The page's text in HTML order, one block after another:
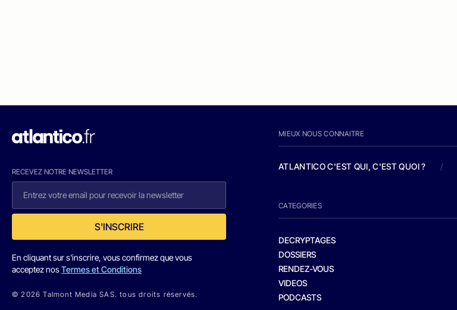
RECEVEZ NOTRE NEWSLETTER
S'INSCRIRE
En cliquant sur s'inscrire, vous confirmez que vous
acceptez nosTermes et Conditions
© 2026 Talmont Media SAS. tous droits réservés.
MIEUX NOUS CONNAITRE
ATLANTICO C'EST QUI, C'EST QUOI ? /
CATEGORIES
DECRYPTAGES
DOSSIERS
RENDEZ-VOUS
VIDEOS
PODCASTS